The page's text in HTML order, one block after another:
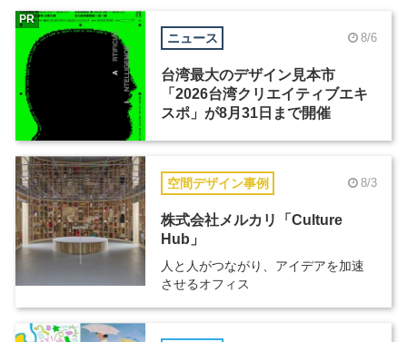
ニュース 8/6
台湾最大のデザイン見本市
「2026台湾クリエイティブエキ
スポ」が8月31日まで開催
PR
空間デザイン事例 8/3
株式会社メルカリ「Culture
Hub」
人と人がつながり、アイデアを加速
させるオフィス